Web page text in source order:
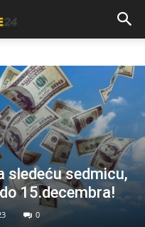
sledeću sedmicu,
15.decembra!
0